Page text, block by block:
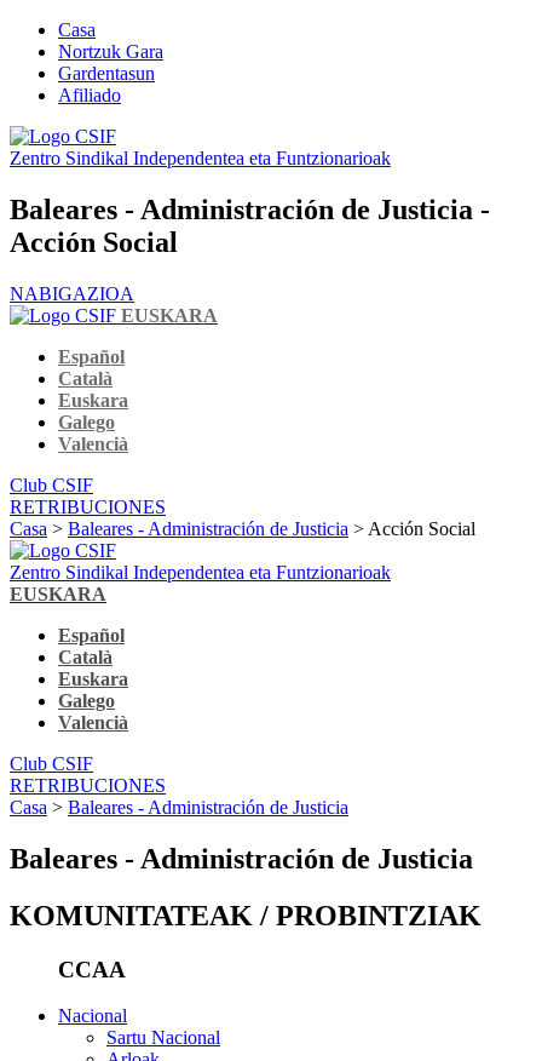
Casa
Nortzuk Gara
Gardentasun
Afiliado
Zentro Sindikal Independentea eta Funtzionarioak
Baleares - Administración de Justicia -
Acción Social
NABIGAZIOA
EUSKARA
Español
Català
Euskara
Galego
Valencià
Club CSIF
RETRIBUCIONES
Casa > Baleares - Administración de Justicia > Acción Social
Zentro Sindikal Independentea eta Funtzionarioak
EUSKARA
Español
Català
Euskara
Galego
Valencià
Club CSIF
RETRIBUCIONES
Casa > Baleares - Administración de Justicia
Baleares - Administración de Justicia
KOMUNITATEAK / PROBINTZIAK
CCAA
Nacional
Sartu Nacional